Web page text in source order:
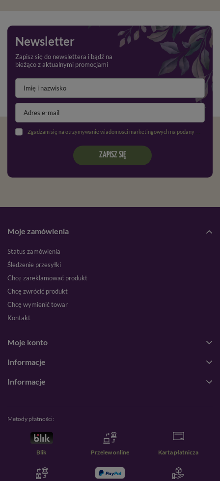
Newsletter
Zapisz się do newslettera i bądź na
bieżąco z aktualnymi promocjami
Zgadzam się na otrzymywanie wiadomości marketingowych na podany adres e-mail oraz przetwarzanie danych osobowych zgodnie z
ZAPISZ SIĘ
Moje zamówienia
Status zamówienia
Śledzenie przesyłki
Chcę zareklamować produkt
Chcę zwrócić produkt
Chcę wymienić towar
Kontakt
Moje konto
Informacje
Informacje
Metody płatności:
Blik Przelew online Karta płatnicza